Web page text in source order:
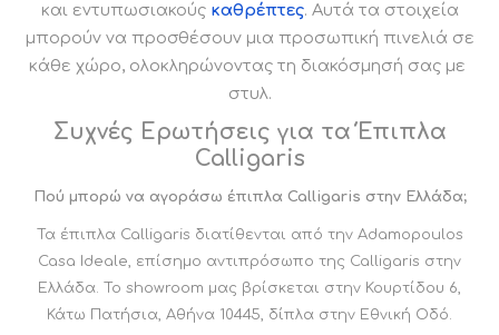
και εντυπωσιακούς καθρέπτες. Αυτά τα στοιχεία
μπορούν να προσθέσουν μια προσωπική πινελιά σε
κάθε χώρο, ολοκληρώνοντας τη διακόσμησή σας με
στυλ.
Συχνές Ερωτήσεις για τα Έπιπλα
Calligaris
Πού μπορώ να αγοράσω έπιπλα Calligaris στην Ελλάδα;
Τα έπιπλα Calligaris διατίθενται από την Adamopoulos
Casa Ideale, επίσημο αντιπρόσωπο της Calligaris στην
Ελλάδα. Το showroom μας βρίσκεται στην Κουρτίδου 6,
Κάτω Πατήσια, Αθήνα 10445, δίπλα στην Εθνική Οδό.